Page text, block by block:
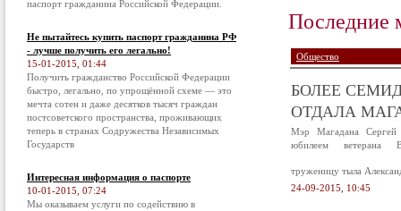
паспорт гражданина Российской Федерации.
Не пытайтесь купить паспорт гражданина РФ
- лучше получить его легально!
15-01-2015, 01:44
Получить гражданство Российской Федерации
быстро, легально, по упрощённой схеме — это
мечта сотен и даже десятков тысяч граждан
постсоветского пространства, проживающих
теперь в странах Содружества Независимых
Государств
Интересная информация о паспорте
10-01-2015, 07:24
Мы оказываем услуги по содействию в
Последние
Общество
БОЛЕЕ
ОТДАЛА
Мэр Магадана Сергей
юбилеем ветерана
труженицу тыла
24-09-2015, 10:45